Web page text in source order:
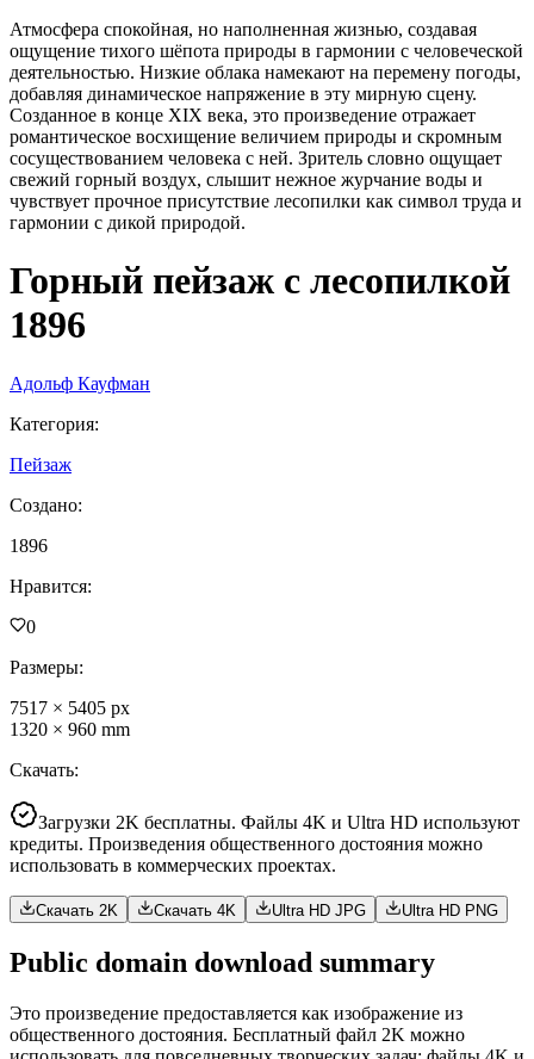
Атмосфера спокойная, но наполненная жизнью, создавая
ощущение тихого шёпота природы в гармонии с человеческой
деятельностью. Низкие облака намекают на перемену погоды,
добавляя динамическое напряжение в эту мирную сцену.
Созданное в конце XIX века, это произведение отражает
романтическое восхищение величием природы и скромным
сосуществованием человека с ней. Зритель словно ощущает
свежий горный воздух, слышит нежное журчание воды и
чувствует прочное присутствие лесопилки как символ труда и
гармонии с дикой природой.
Горный пейзаж с лесопилкой
1896
Адольф Кауфман
Категория:
Пейзаж
Создано:
1896
Нравится:
0
Размеры:
7517 × 5405 px
1320 × 960 mm
Скачать:
Загрузки 2K бесплатны. Файлы 4K и Ultra HD используют
кредиты. Произведения общественного достояния можно
использовать в коммерческих проектах.
Скачать 2K Скачать 4K Ultra HD JPG Ultra HD PNG
Public domain download summary
Это произведение предоставляется как изображение из
общественного достояния. Бесплатный файл 2K можно